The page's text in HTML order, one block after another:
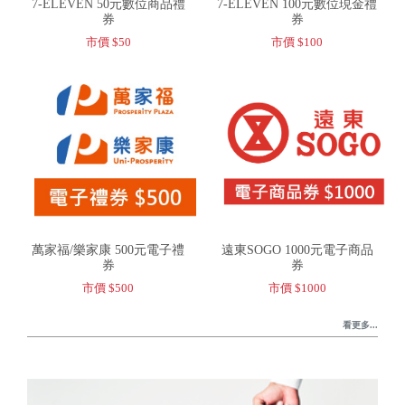
7-ELEVEN 50元數位商品禮
券
市價 $50
7-ELEVEN 100元數位現金禮
券
市價 $100
萬家福/樂家康 500元電子禮
券
市價 $500
遠東SOGO 1000元電子商品
券
市價 $1000
看更多...